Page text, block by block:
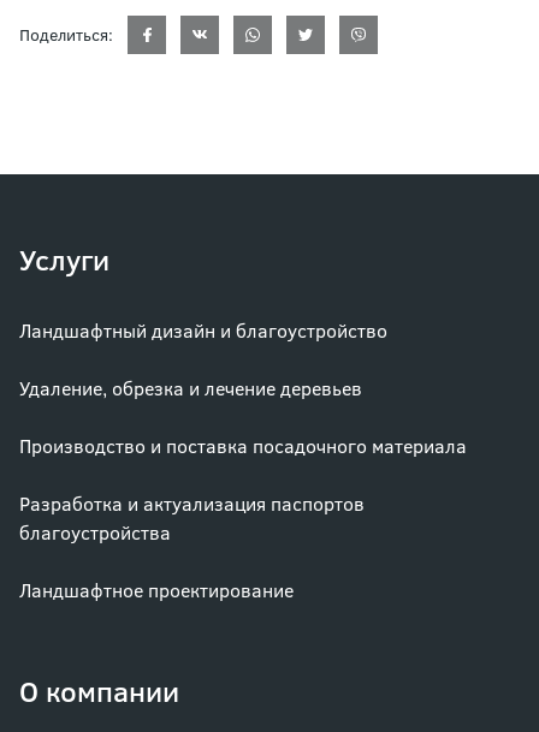
Поделиться:
Услуги
Ландшафтный дизайн и благоустройство
Удаление, обрезка и лечение деревьев
Производство и поставка посадочного материала
Разработка и актуализация паспортов
благоустройства
Ландшафтное проектирование
О компании